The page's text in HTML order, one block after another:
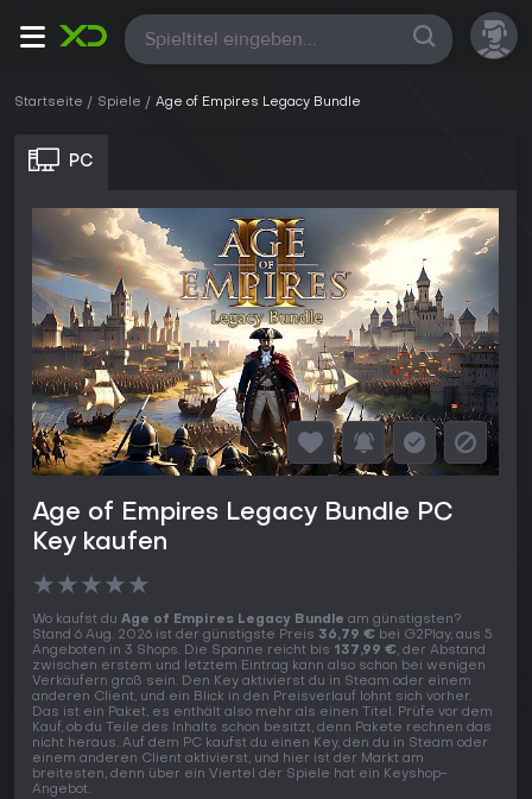
Alle
Startseite Spiele Age of Empires Legacy Bundle
PC
Age of Empires Legacy Bundle PC
Key kaufen
★★★★★
Wo kaufst du Age of Empires Legacy Bundle am günstigsten?
Stand 6 Aug. 2026 ist der günstigste Preis 36,79 € bei G2Play, aus 5
Angeboten in 3 Shops. Die Spanne reicht bis 137,99 €, der Abstand
zwischen erstem und letztem Eintrag kann also schon bei wenigen
Verkäufern groß sein. Den Key aktivierst du in Steam oder einem
anderen Client, und ein Blick in den Preisverlauf lohnt sich vorher.
Das ist ein Paket, es enthält also mehr als einen Titel. Prüfe vor dem
Kauf, ob du Teile des Inhalts schon besitzt, denn Pakete rechnen das
nicht heraus. Auf dem PC kaufst du einen Key, den du in Steam oder
einem anderen Client aktivierst, und hier ist der Markt am
breitesten, denn über ein Viertel der Spiele hat ein Keyshop-
Angebot.